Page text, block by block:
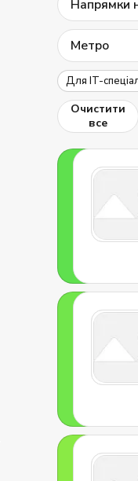
Напрямки
Метро
Для IT-
Очистити
все